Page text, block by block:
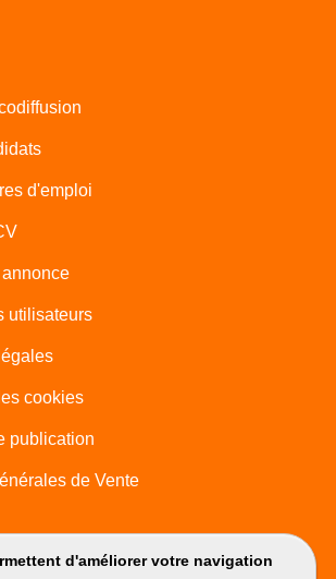
d'améliorer votre navigation
d'emploi
utilisateurs
cookies
publication
de Vente